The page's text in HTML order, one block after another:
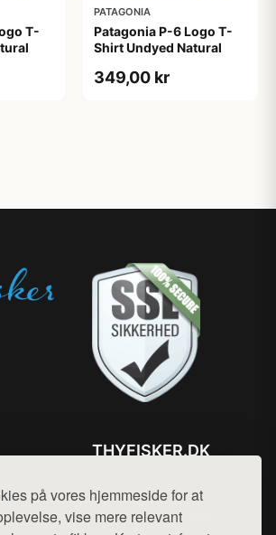
på vores hjemmeside for at
vise mere relevant
T-
PATAGONIA
Patagonia P-6 Logo T-
Shirt Undyed Natural
349,00 kr
THYFISKER.DK
Mail: hej@want.dk